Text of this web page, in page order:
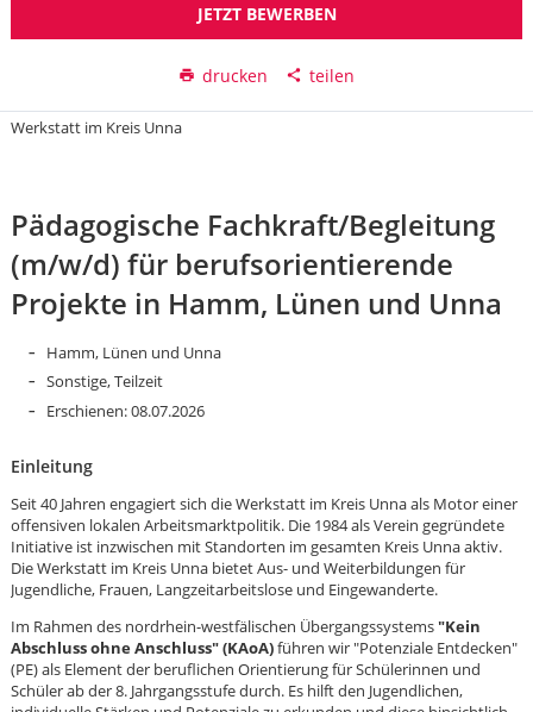
JETZT BEWERBEN
drucken teilen
Werkstatt im Kreis Unna
Pädagogische Fachkraft/Begleitung
(m/w/d) für berufsorientierende
Projekte in Hamm, Lünen und Unna
Hamm, Lünen und Unna
Sonstige, Teilzeit
Erschienen: 08.07.2026
Einleitung
Seit 40 Jahren engagiert sich die Werkstatt im Kreis Unna als Motor einer
offensiven lokalen Arbeitsmarktpolitik. Die 1984 als Verein gegründete
Initiative ist inzwischen mit Standorten im gesamten Kreis Unna aktiv.
Die Werkstatt im Kreis Unna bietet Aus- und Weiterbildungen für
Jugendliche, Frauen, Langzeitarbeitslose und Eingewanderte.
Im Rahmen des nordrhein-westfälischen Übergangssystems"Kein
Abschluss ohne Anschluss" (KAoA)führen wir "Potenziale Entdecken"
(PE) als Element der beruflichen Orientierung für Schülerinnen und
Schüler ab der 8. Jahrgangsstufe durch. Es hilft den Jugendlichen,
Karte anzeigen